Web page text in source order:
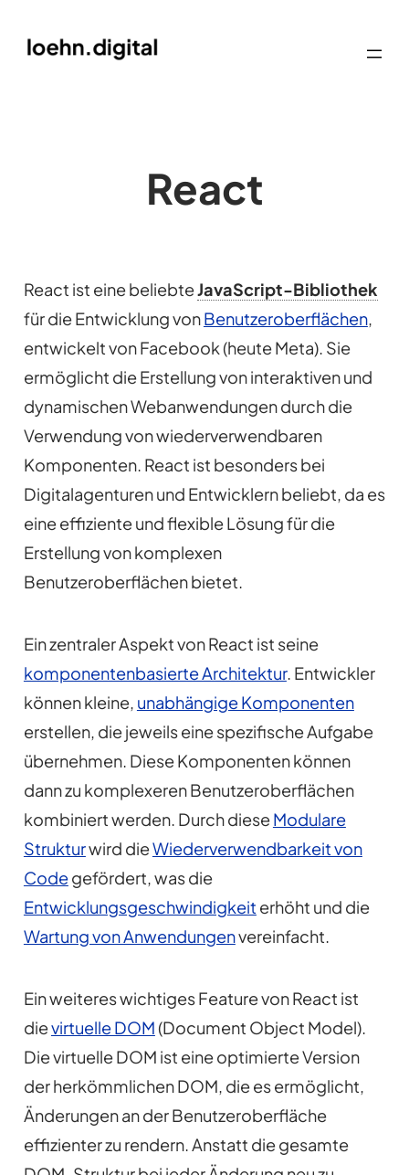
React
React ist eine beliebteJavaScript-Bibliothek
für die Entwicklung vonBenutzeroberflächen,
entwickelt von Facebook (heute Meta). Sie
ermöglicht die Erstellung von interaktiven und
dynamischen Webanwendungen durch die
Verwendung von wiederverwendbaren
Komponenten. React ist besonders bei
Digitalagenturen und Entwicklern beliebt, da es
eine effiziente und flexible Lösung für die
Erstellung von komplexen
Benutzeroberflächen bietet.
Ein zentraler Aspekt von React ist seine
komponentenbasierte Architektur. Entwickler
können kleine, unabhängige Komponenten
erstellen, die jeweils eine spezifische Aufgabe
übernehmen. Diese Komponenten können
dann zu komplexeren Benutzeroberflächen
kombiniert werden. Durch dieseModulare
Strukturwird dieWiederverwendbarkeit von
Codegefördert, was die
Entwicklungsgeschwindigkeit erhöht und die
Wartung von Anwendungenvereinfacht.
Ein weiteres wichtiges Feature von React ist
dievirtuelle DOM (Document Object Model).
Die virtuelle DOM ist eine optimierte Version
der herkömmlichen DOM, die es ermöglicht,
Änderungen an der Benutzeroberfläche
effizienter zu rendern. Anstatt die gesamte